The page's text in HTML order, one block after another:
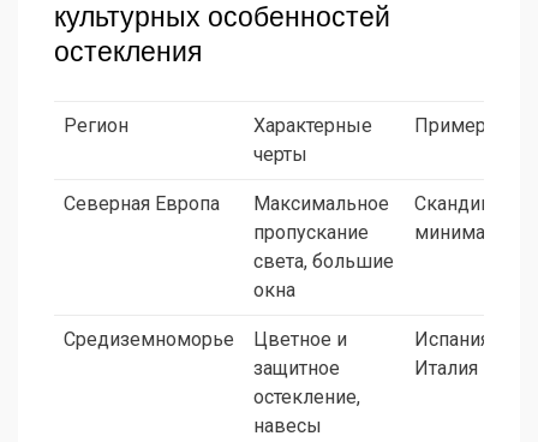
культурных особенностей
остекления
Регион
Характерные
черты
Примеры
Северная Европа
Максимальное
пропускание
света, большие
окна
минимализм
Средиземноморье
Цветное и
защитное
остекление,
навесы
Испания,
Италия